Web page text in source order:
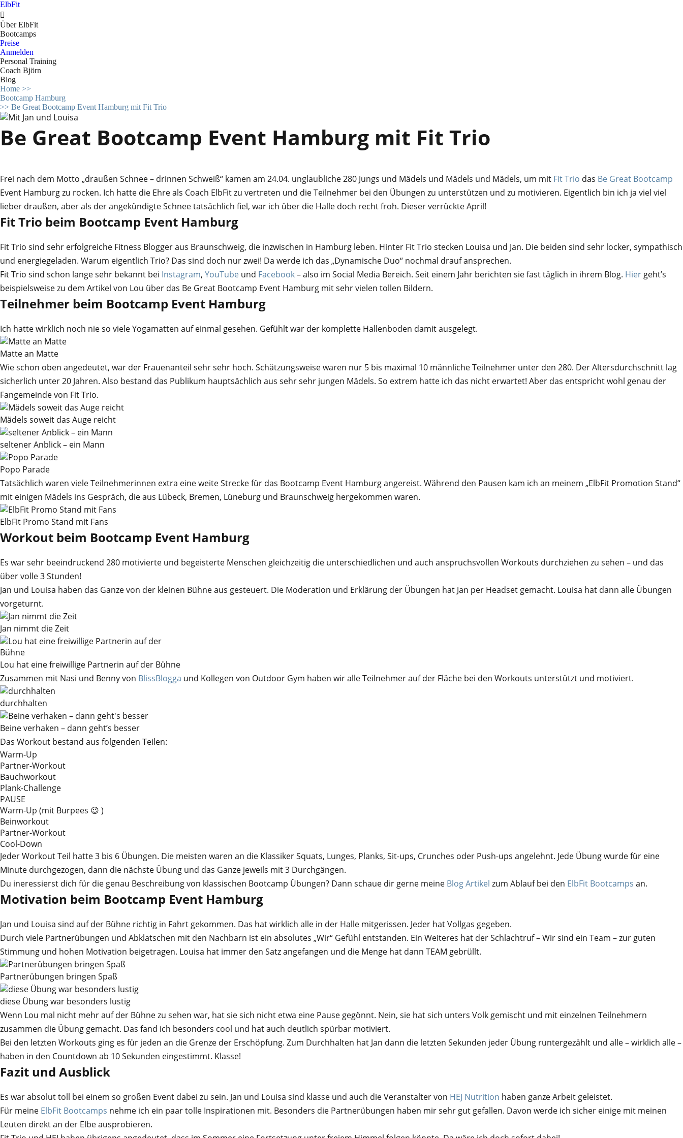
ElbFit

Über ElbFit
Bootcamps
Preise
Anmelden
Personal Training
Coach Björn
Blog
Home >>
Bootcamp Hamburg
>> Be Great Bootcamp Event Hamburg mit Fit Trio
Be Great Bootcamp Event Hamburg mit Fit Trio
Frei nach dem Motto „draußen Schnee – drinnen Schweiß“ kamen am 24.04. unglaubliche 280 Jungs und Mädels und Mädels und Mädels, um mit Fit Trio das Be Great Bootcamp
Event Hamburg zu rocken. Ich hatte die Ehre als Coach ElbFit zu vertreten und die Teilnehmer bei den Übungen zu unterstützen und zu motivieren. Eigentlich bin ich ja viel viel
lieber draußen, aber als der angekündigte Schnee tatsächlich fiel, war ich über die Halle doch recht froh. Dieser verrückte April!
Fit Trio beim Bootcamp Event Hamburg
Fit Trio sind sehr erfolgreiche Fitness Blogger aus Braunschweig, die inzwischen in Hamburg leben. Hinter Fit Trio stecken Louisa und Jan. Die beiden sind sehr locker, sympathisch
und energiegeladen. Warum eigentlich Trio? Das sind doch nur zwei! Da werde ich das „Dynamische Duo“ nochmal drauf ansprechen.
Fit Trio sind schon lange sehr bekannt bei Instagram, YouTube und Facebook– also im Social Media Bereich. Seit einem Jahr berichten sie fast täglich in ihrem Blog. Hier geht’s
beispielsweise zu dem Artikel von Lou über das Be Great Bootcamp Event Hamburg mit sehr vielen tollen Bildern.
Teilnehmer beim Bootcamp Event Hamburg
Ich hatte wirklich noch nie so viele Yogamatten auf einmal gesehen. Gefühlt war der komplette Hallenboden damit ausgelegt.
Matte an Matte
Wie schon oben angedeutet, war der Frauenanteil sehr sehr hoch. Schätzungsweise waren nur 5 bis maximal 10 männliche Teilnehmer unter den 280. Der Altersdurchschnitt lag
sicherlich unter 20 Jahren. Also bestand das Publikum hauptsächlich aus sehr sehr jungen Mädels. So extrem hatte ich das nicht erwartet! Aber das entspricht wohl genau der
Fangemeinde von Fit Trio.
Mädels soweit das Auge reicht
seltener Anblick – ein Mann
Popo Parade
Tatsächlich waren viele Teilnehmerinnen extra eine weite Strecke für das Bootcamp Event Hamburg angereist. Während den Pausen kam ich an meinem „ElbFit Promotion Stand“
mit einigen Mädels ins Gespräch, die aus Lübeck, Bremen, Lüneburg und Braunschweig hergekommen waren.
ElbFit Promo Stand mit Fans
Workout beim Bootcamp Event Hamburg
Es war sehr beeindruckend 280 motivierte und begeisterte Menschen gleichzeitig die unterschiedlichen und auch anspruchsvollen Workouts durchziehen zu sehen – und das
über volle 3 Stunden!
Jan und Louisa haben das Ganze von der kleinen Bühne aus gesteuert. Die Moderation und Erklärung der Übungen hat Jan per Headset gemacht. Louisa hat dann alle Übungen
vorgeturnt.
Jan nimmt die Zeit
Lou hat eine freiwillige Partnerin auf der Bühne
Zusammen mit Nasi und Benny von BlissBlogga und Kollegen von Outdoor Gym haben wir alle Teilnehmer auf der Fläche bei den Workouts unterstützt und motiviert.
durchhalten
Beine verhaken – dann geht’s besser
Das Workout bestand aus folgenden Teilen:
Warm-Up
Partner-Workout
Bauchworkout
Plank-Challenge
PAUSE
Warm-Up (mit Burpees 😉 )
Beinworkout
Partner-Workout
Cool-Down
Jeder Workout Teil hatte 3 bis 6 Übungen. Die meisten waren an die Klassiker Squats, Lunges, Planks, Sit-ups, Crunches oder Push-ups angelehnt. Jede Übung wurde für eine
Minute durchgezogen, dann die nächste Übung und das Ganze jeweils mit 3 Durchgängen.
Du ineressierst dich für die genau Beschreibung von klassischen Bootcamp Übungen? Dann schaue dir gerne meine Blog Artikel zum Ablauf bei den ElbFit Bootcamps an.
Motivation beim Bootcamp Event Hamburg
Jan und Louisa sind auf der Bühne richtig in Fahrt gekommen. Das hat wirklich alle in der Halle mitgerissen. Jeder hat Vollgas gegeben.
Durch viele Partnerübungen und Abklatschen mit den Nachbarn ist ein absolutes „Wir“ Gefühl entstanden. Ein Weiteres hat der Schlachtruf – Wir sind ein Team – zur guten
Stimmung und hohen Motivation beigetragen. Louisa hat immer den Satz angefangen und die Menge hat dann TEAM gebrüllt.
Partnerübungen bringen Spaß
diese Übung war besonders lustig
Wenn Lou mal nicht mehr auf der Bühne zu sehen war, hat sie sich nicht etwa eine Pause gegönnt. Nein, sie hat sich unters Volk gemischt und mit einzelnen Teilnehmern
zusammen die Übung gemacht. Das fand ich besonders cool und hat auch deutlich spürbar motiviert.
Bei den letzten Workouts ging es für jeden an die Grenze der Erschöpfung. Zum Durchhalten hat Jan dann die letzten Sekunden jeder Übung runtergezählt und alle – wirklich alle –
haben in den Countdown ab 10 Sekunden eingestimmt. Klasse!
Fazit und Ausblick
Es war absolut toll bei einem so großen Event dabei zu sein. Jan und Louisa sind klasse und auch die Veranstalter von HEJ Nutrition haben ganze Arbeit geleistet.
Für meine ElbFit Bootcamps nehme ich ein paar tolle Inspirationen mit. Besonders die Partnerübungen haben mir sehr gut gefallen. Davon werde ich sicher einige mit meinen
Leuten direkt an der Elbe ausprobieren.